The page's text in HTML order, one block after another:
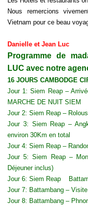
Nous remercions
Vietnam pour ce beau
Danielle et Jean Luc
Programme de
LUC avec notre
16 JOURS CAMBODGE
Jour 1: Siem Reap –
MARCHE DE NUIT SIEM
Jour 2: Siem Reap –
Jour 3: Siem Reap –
environ 30Km en total
Jour 4: Siem Reap –
Jour 5: Siem Reap –
Déjeuner inclus)
Jour 6: Siem Reap
Jour 7: Battambang – Visite
Jour 8: Battambang –